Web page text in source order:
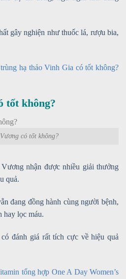
gây nghiện như thuốc lá, rượu bia,
hạ thảo Vinh Gia có tốt không?
tốt không?
có tốt không?
nhận được nhiều giải thưởng
quả.
đang đồng hành cùng người bệnh,
hay lọc máu.
đánh giá rất tích cực về hiệu quả
tổng hợp One A Day Women’s